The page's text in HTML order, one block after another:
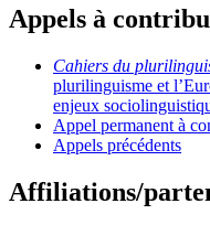
Appels à
Cahiers du
plurilinguisme et
enjeux
Appel permanent à
Appels précédents
Affiliations/